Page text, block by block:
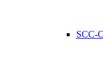
SCC-